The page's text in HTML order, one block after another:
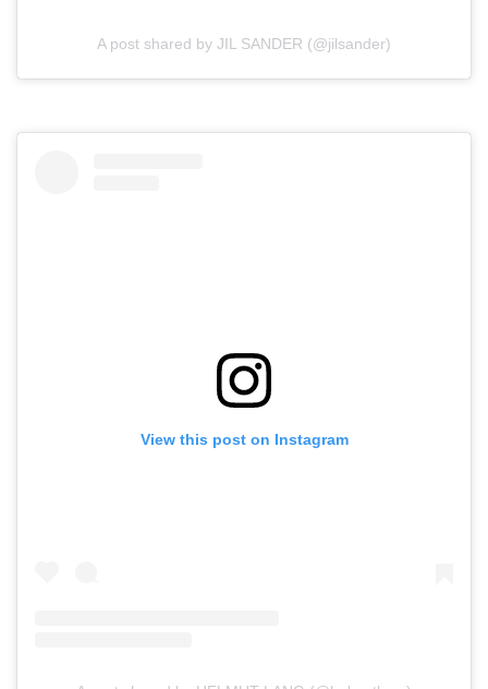
A post shared by JIL SANDER (@jilsander)
View this post on Instagram